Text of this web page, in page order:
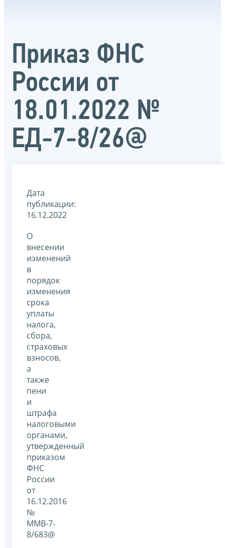
Приказ ФНС
России от
18.01.2022 №
ЕД-7-8/26@
Дата
публикации:
16.12.2022
О
внесении
изменений
в
порядок
изменения
срока
уплаты
налога,
сбора,
страховых
взносов,
а
также
пени
и
штрафа
налоговыми
органами,
утвержденный
приказом
ФНС
России
от
16.12.2016
№
ММВ-7-
8/683@